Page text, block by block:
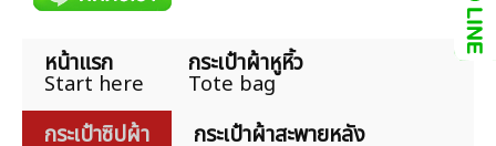
หน้าแรก
Start here
กระเป๋าผ้าหูหิ้ว
Tote bag
กระเป๋าซิปผ้า กระเป๋าผ้าสะพายหลัง